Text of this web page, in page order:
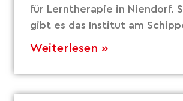
für Lerntherapie in Niendorf.
gibt es das Institut am
Weiterlesen »